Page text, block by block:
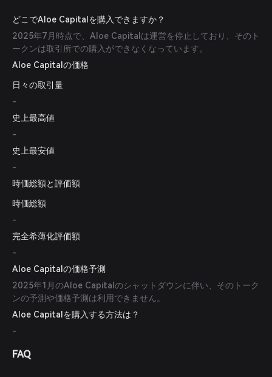
どこでAloe Capitalを購入できますか？
2025年7月時点で、Aloe Capitalは運営を停止しており、そのト
ークンは取引所での購入ができなくなっています。
Aloe Capitalの価格
日々の取引量
-
史上最高値
-
史上最安値
-
時価総額と評価額
時価総額
-
完全希薄化評価額
-
Aloe Capitalの価格予測
2025年1月のAloe Capitalのシャットダウンに伴い、そのトーク
ンの予測や価格予測は利用できません。
Aloe Capitalを購入する方法は？
-
FAQ